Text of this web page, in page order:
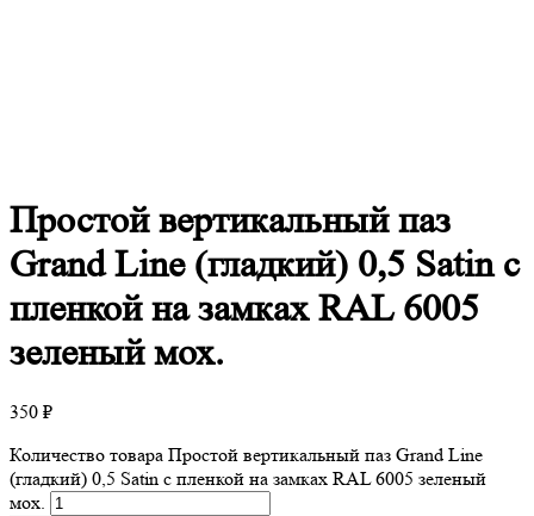
Простойвертикальный паз
Grand Line (гладкий) 0,5 Satin с
пленкой на замках RAL 6005
зеленый мох.
350 ₽
Количество товара Простой вертикальный паз Grand Line
(гладкий) 0,5 Satin с пленкой на замках RAL 6005 зеленый
мох.